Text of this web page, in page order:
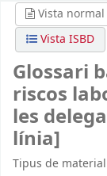
Vista normal
Vista ISBD
Glossari
riscos
les
línia]
Tipus de